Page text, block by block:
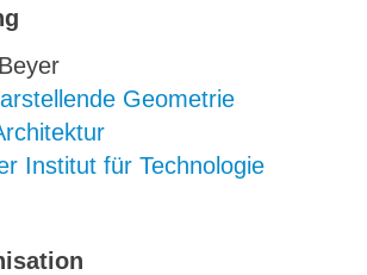
Geometrie
Institut für Technologie